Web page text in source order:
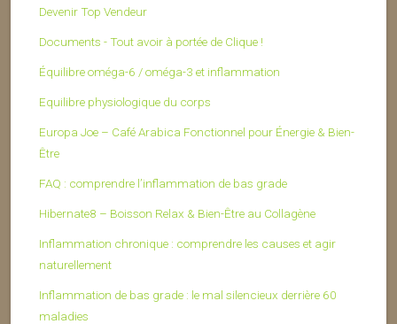
Devenir Top Vendeur
Documents - Tout avoir à portée de Clique !
Équilibre oméga-6 / oméga-3 et inflammation
Equilibre physiologique du corps
Europa Joe – Café Arabica Fonctionnel pour Énergie & Bien-
Être
FAQ : comprendre l’inflammation de bas grade
Hibernate8 – Boisson Relax & Bien-Être au Collagène
Inflammation chronique : comprendre les causes et agir
naturellement
Inflammation de bas grade : le mal silencieux derrière 60
maladies